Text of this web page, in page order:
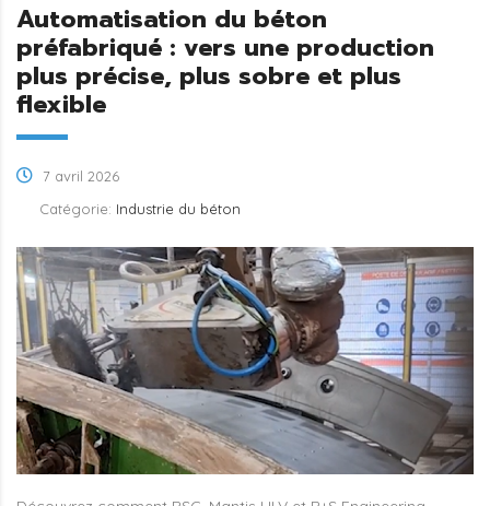
Automatisation du béton
préfabriqué : vers une production
plus précise, plus sobre et plus
flexible
7 avril 2026
Catégorie: Industrie du béton